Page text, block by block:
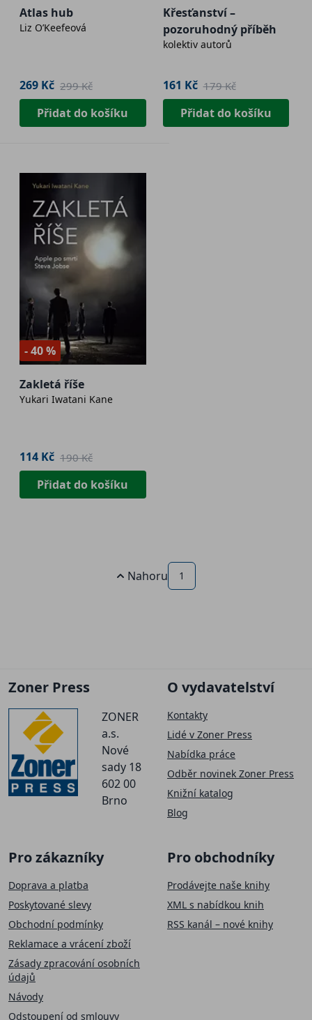
Atlas hub
Liz O’Keefeová
269 Kč 299 Kč
Přidat do košíku
Křesťanství –
pozoruhodný příběh
kolektiv autorů
161 Kč 179 Kč
Přidat do košíku
- 40 %
Zakletá říše
Yukari Iwatani Kane
114 Kč 190 Kč
Přidat do košíku
Nahoru 1
Zoner Press
ZONER
a.s.
Nové
sady 18
602 00
Brno
O vydavatelství
Kontakty
Lidé v Zoner Press
Nabídka práce
Odběr novinek Zoner Press
Knižní katalog
Blog
Pro zákazníky
Doprava a platba
Poskytované slevy
Obchodní podmínky
Reklamace a vrácení zboží
Zásady zpracování osobních
údajů
Návody
Odstoupení od smlouvy
Pro obchodníky
Prodávejte naše knihy
XML s nabídkou knih
RSS kanál – nové knihy